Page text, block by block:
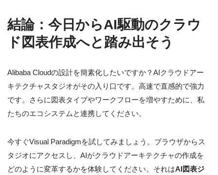
結論：今日からAI駆動のクラウ
ド図表作成へと踏み出そう
Alibaba Cloudの設計を簡素化したいですか？AIクラウドアー
キテクチャスタジオがその入り口です。高速で直感的で強力
です。さらに図表タイプやワークフローを増やすために、私
たちのエコシステムと連携してください。
今すぐVisual Paradigmを試してみましょう。ブラウザからス
タジオにアクセスし、AIがクラウドアーキテクチャの作成を
どのように変革するかを体験してください。それはAI図表ジ